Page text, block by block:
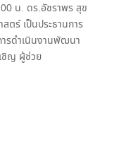
น. ดร.อัชราพร สุข
ร์ เป็นประธานการ
ารดำเนินงานพัฒนา
ชิญ ผู้ช่วย